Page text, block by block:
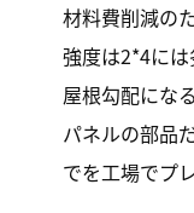
材料費削減の
強度は2*4に
屋根勾配にな
パネルの部品
でを工場でプ